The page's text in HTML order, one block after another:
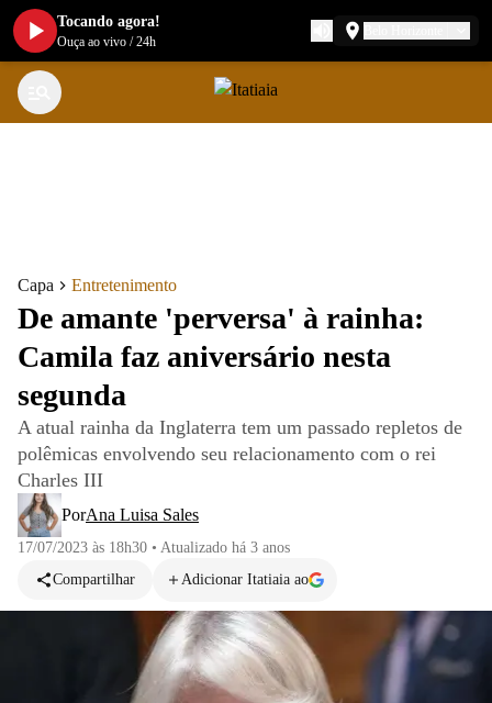
Capa Entretenimento
De amante 'perversa' à rainha:
Camila faz aniversário nesta
segunda
A atual rainha da Inglaterra tem um passado repletos de
polêmicas envolvendo seu relacionamento com o rei
Charles III
PorAna Luisa Sales
17/07/2023 às 18h30 • Atualizado há 3 anos
Compartilhar
Adicionar Itatiaia ao
Tocando agora!
Ouça ao vivo /24h